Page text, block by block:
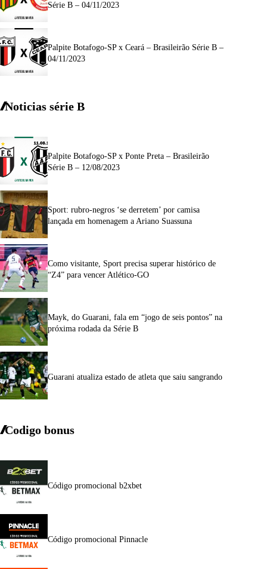
Série B – 04/11/2023
Palpite Botafogo-SP x Ceará – Brasileirão Série B –
04/11/2023
Noticias série B
Palpite Botafogo-SP x Ponte Preta – Brasileirão
Série B – 12/08/2023
Sport: rubro-negros ‘se derretem’ por camisa
lançada em homenagem a Ariano Suassuna
Como visitante, Sport precisa superar histórico de
“Z4” para vencer Atlético-GO
Mayk, do Guarani, fala em “jogo de seis pontos” na
próxima rodada da Série B
Guarani atualiza estado de atleta que saiu sangrando
Codigo bonus
Código promocional b2xbet
Código promocional Pinnacle